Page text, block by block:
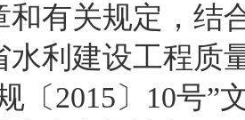
和有关规定 ， 结
水利建设工程
〔 2015 〕 10号”